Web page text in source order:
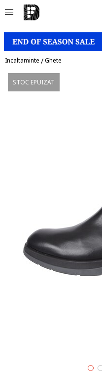
Incaltaminte /Ghete
STOC EPUIZAT